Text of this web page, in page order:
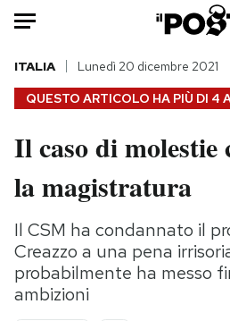
Auto
HOME
Italia
Politica
Tecnologia
Internet
Scienza
Cultura
QUESTO ARTICOLO HA PIÙ DI 4
ITALIA Lunedì 20 dicembre 2021
Il caso di molestie
la magistratura
Il CSM ha condannato il
Creazzo a una pena
probabilmente ha messo
ambizioni